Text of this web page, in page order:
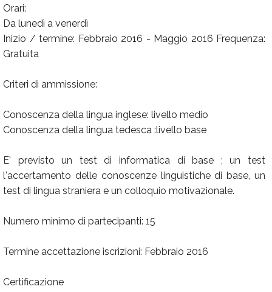
Orari:
Da lunedì a venerdì
Inizio / termine: Febbraio 2016 - Maggio 2016 Frequenza:
Gratuita
Criteri di ammissione:
Conoscenza della lingua inglese: livello medio
Conoscenza della lingua tedesca :livello base
E' previsto un test di informatica di base ; un test
l'accertamento delle conoscenze linguistiche di base, un
test di lingua straniera e un colloquio motivazionale.
Numero minimo di partecipanti: 15
Termine accettazione iscrizioni: Febbraio 2016
Certificazione